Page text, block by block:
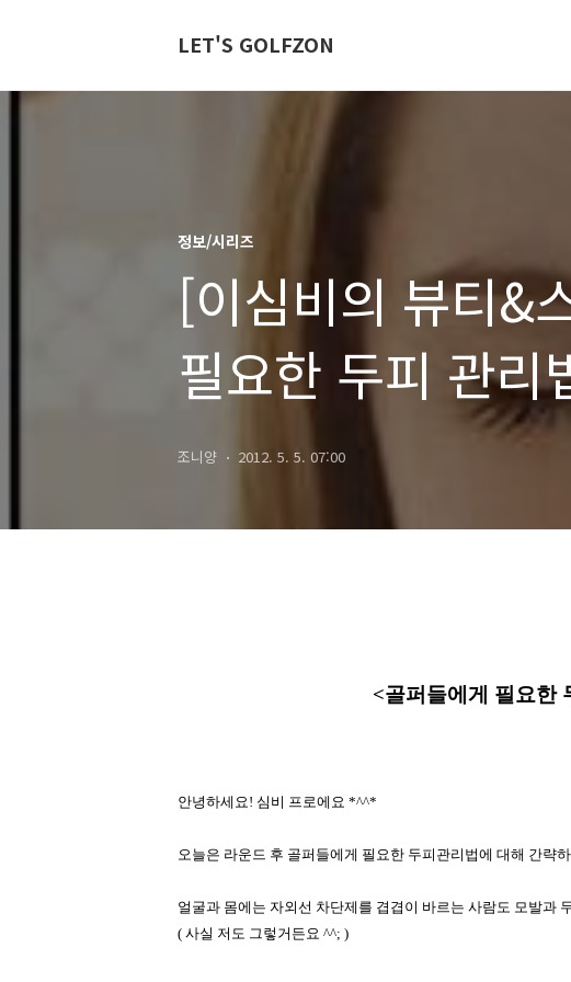
LET'S GOLFZON
정보/시리즈
[이심비의 뷰티&
필요한 두피 관리
조니양 2012. 5. 5. 07:00
<골퍼들에게 필요한
안녕하세요! 심비 프로에요 *^^*
오늘은 라운드 후 골퍼들에게 필요한 두피관리법에 대해 간략
얼굴과 몸에는 자외선 차단제를 겹겹이 바르는 사람도 모발과
( 사실 저도 그렇거든요 ^^; )